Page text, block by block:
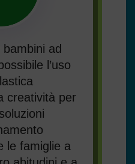
ad
l’uso
creatività per
le famiglie a